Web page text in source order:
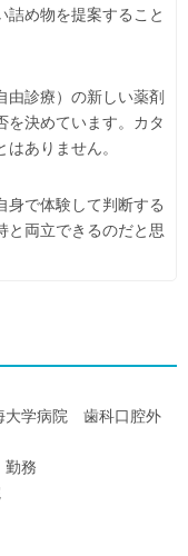
詰め物を提案すること
診療）の新しい薬剤
を決めています。カタ
ありません。
身で体験して判断する
と両立できるのだと思
大学病院 歯科口腔外
務